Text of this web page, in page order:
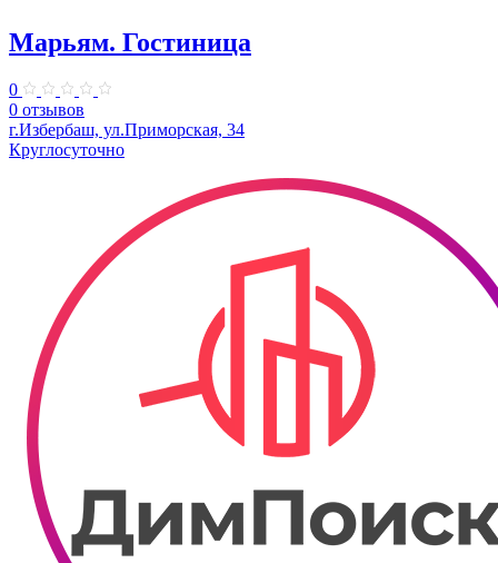
Марьям. Гостиница
0
0 отзывов
г.Избербаш, ул.Приморская, 34
Круглосуточно